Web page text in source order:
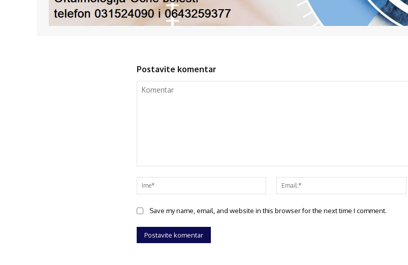
Postavite komentar
Save my name, email, and website in this browser for the next time I comment.